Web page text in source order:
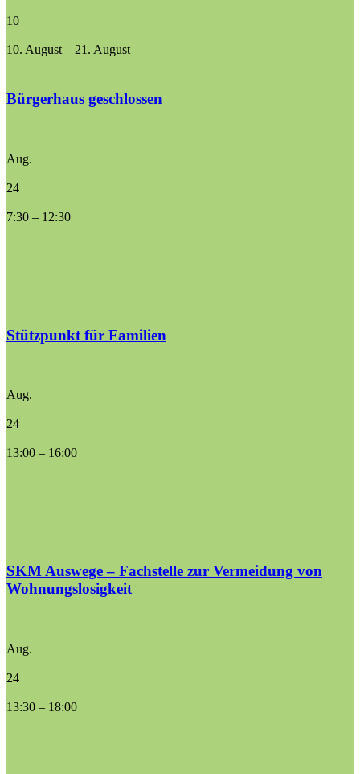
10
10. August– 21. August
Bürgerhaus geschlossen
Aug.
24
7:30 – 12:30
Stützpunkt für Familien
Aug.
24
13:00 – 16:00
SKM Auswege – Fachstelle zur Vermeidung von
Wohnungslosigkeit
Aug.
24
13:30 – 18:00